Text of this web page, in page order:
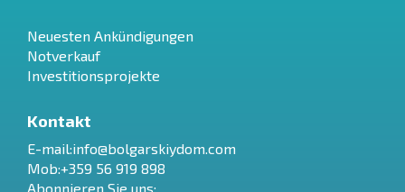
Neuesten Ankündigungen
Notverkauf
Investitionsprojekte
Kontakt
E-mail:info@bolgarskiydom.com
Mob:+359 56 919 898
Abonnieren Sie uns: